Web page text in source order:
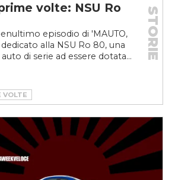
volte: NSU Ro
episodio di 'MAUTO,
alla NSU Ro 80, una
di serie ad essere dotata...
STORIE
VOLTE
#MOTORE WANKEL
80 #WANKEL